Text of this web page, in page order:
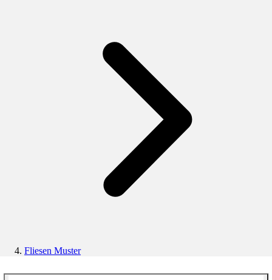
Fliesen Muster